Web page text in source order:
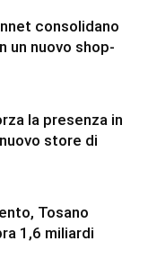
consolidano
un nuovo shop-
la presenza in
store di
Tosano
1,6 miliardi